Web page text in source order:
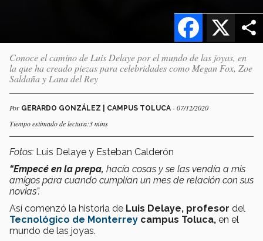
X
Facebook
Conoce el camino de Luis Delaye por el mundo de las joyas, en
la que ha creado piezas para celebridades como Megan Fox, Zoe
Saldaña y Lana del Rey
Por GERARDO GONZÁLEZ | CAMPUS TOLUCA - 07/12/2020
Tiempo estimado de lectura:3 mins
Fotos: Luis Delaye y Esteban Calderón
“Empecé en la prepa, hacía cosas y se las vendía a mis
amigos para cuando cumplían un mes de relación con sus
novias”.
Así comenzó la historia de Luis Delaye, profesor del
Tecnológico de Monterrey campus Toluca, en el
mundo de las joyas.